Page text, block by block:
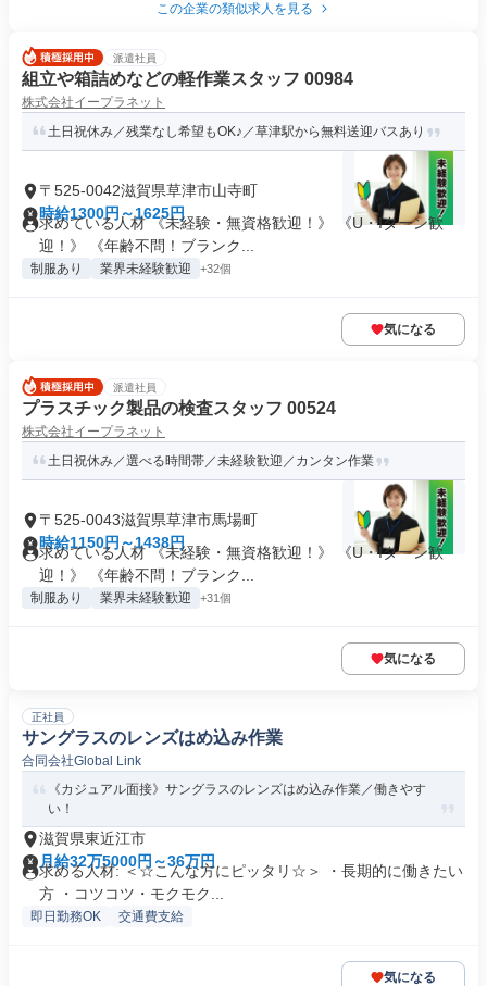
この企業の類似求人を見る
派遣社員
組立や箱詰めなどの軽作業スタッフ 00984
株式会社イープラネット
土日祝休み／残業なし希望もOK♪／草津駅から無料送迎バスあり
〒525-0042滋賀県草津市山寺町
時給1300円～1625円
求めている人材 《未経験・無資格歓迎！》 《U・Iターン歓
迎！》 《年齢不問！ブランク...
制服あり 業界未経験歓迎 +32個
気になる
派遣社員
プラスチック製品の検査スタッフ 00524
株式会社イープラネット
土日祝休み／選べる時間帯／未経験歓迎／カンタン作業
〒525-0043滋賀県草津市馬場町
時給1150円～1438円
求めている人材 《未経験・無資格歓迎！》 《U・Iターン歓
迎！》 《年齢不問！ブランク...
制服あり 業界未経験歓迎 +31個
気になる
正社員
サングラスのレンズはめ込み作業
合同会社Global Link
《カジュアル面接》サングラスのレンズはめ込み作業／働きやす
い！
滋賀県東近江市
月給32万5000円～36万円
求める人材: ＜☆こんな方にピッタリ☆＞ ・長期的に働きたい
方 ・コツコツ・モクモク...
即日勤務OK 交通費支給
気になる